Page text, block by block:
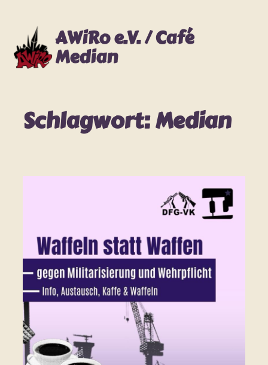
springen
AWiRo e.V. / Café
Median
Schlagwort:Median